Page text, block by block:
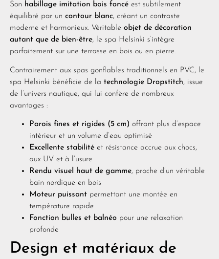
Son habillage imitation bois foncé est subtilement
équilibré par un contour blanc, créant un contraste
moderne et harmonieux. Véritable objet de décoration
autant que de bien-être, le spa Helsinki s’intègre
parfaitement sur une terrasse en bois ou en pierre.
Contrairement aux spas gonflables traditionnels en PVC, le
spa Helsinki bénéficie de la technologie Dropstitch, issue
de l’univers nautique, qui lui confère de nombreux
avantages :
Parois fines et rigides (5 cm) offrant plus d’espace
intérieur et un volume d’eau optimisé
Excellente stabilité et résistance accrue aux chocs,
aux UV et à l’usure
Rendu visuel haut de gamme, proche d’un véritable
bain nordique en bois
Moteur puissant permettant une montée en
température rapide
Fonction bulles et balnéo pour une relaxation
profonde
Design et matériaux de